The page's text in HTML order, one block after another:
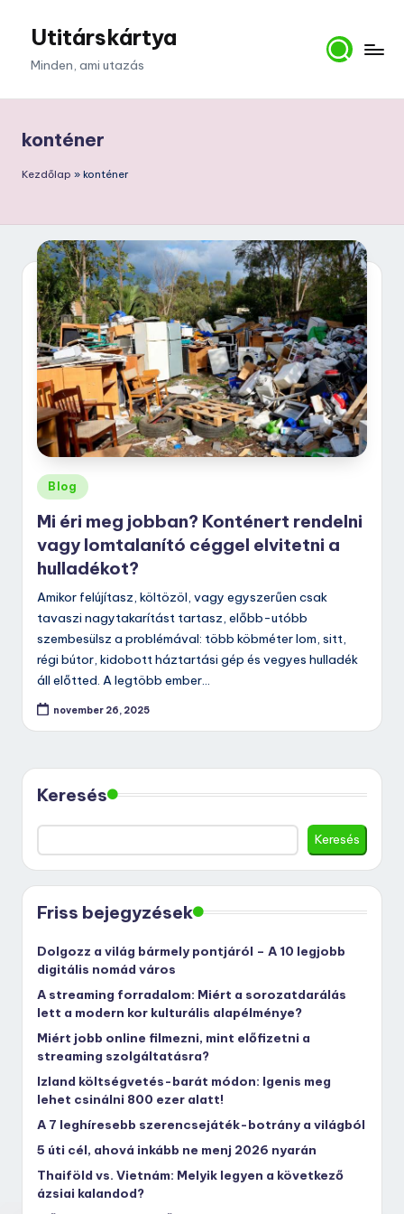
Utitárskártya
Minden, ami utazás
konténer
Kezdőlap » konténer
Posted
in
Blog
Mi éri meg jobban? Konténert rendelni
vagy lomtalanító céggel elvitetni a
hulladékot?
Amikor felújítasz, költözöl, vagy egyszerűen csak
tavaszi nagytakarítást tartasz, előbb-utóbb
szembesülsz a problémával: több köbméter lom, sitt,
régi bútor, kidobott háztartási gép és vegyes hulladék
áll előtted. A legtöbb ember…
november 26, 2025
Keresés
Keresés
Friss bejegyzések
Dolgozz a világ bármely pontjáról – A 10 legjobb
digitális nomád város
A streaming forradalom: Miért a sorozatdarálás
lett a modern kor kulturális alapélménye?
Miért jobb online filmezni, mint előfizetni a
streaming szolgáltatásra?
Izland költségvetés-barát módon: Igenis meg
lehet csinálni 800 ezer alatt!
A 7 leghíresebb szerencsejáték-botrány a világból
5 úti cél, ahová inkább ne menj 2026 nyarán
Thaiföld vs. Vietnám: Melyik legyen a következő
ázsiai kalandod?